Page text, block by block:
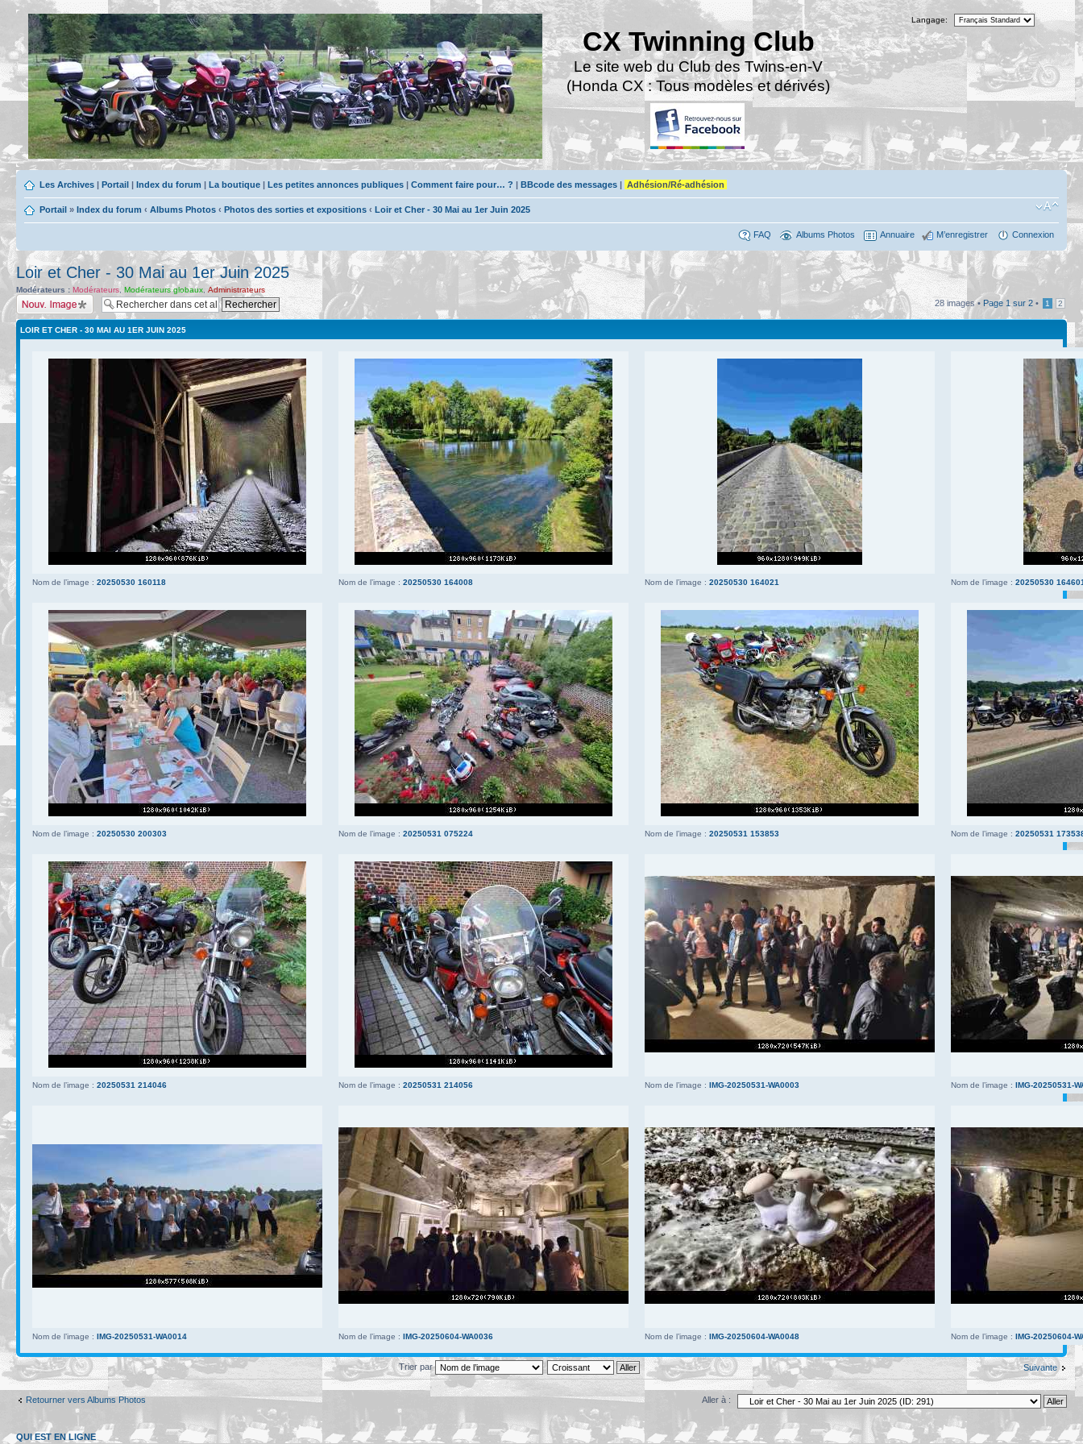
CX Twinning Club
Le site web du Club des Twins-en-V
(Honda CX : Tous modèles et dérivés)
Langage:
Les Archives | Portail | Index du forum | La boutique | Les petites annonces publiques | Comment faire pour… ? | BBcode des messages | Adhésion/Ré-adhésion
Portail » Index du forum ‹ Albums Photos ‹ Photos des sorties et expositions ‹ Loir et Cher - 30 Mai au 1er Juin 2025
FAQ Albums Photos Annuaire M’enregistrer Connexion
Loir et Cher - 30 Mai au 1er Juin 2025
Modérateurs : Modérateurs Modérateurs globaux Administrateurs
Charger une image 28 images • Page 1 sur 2 • 1 2
LOIR ET CHER - 30 MAI AU 1ER JUIN 2025
Nom de l’image : 20250530 160118 Nom de l’image : 20250530 164008 Nom de l’image : 20250530 164021 Nom de l’image : 20250530
Nom de l’image : 20250530 200303 Nom de l’image : 20250531 075224 Nom de l’image : 20250531 153853 Nom de l’image : 20250531
Nom de l’image : 20250531 214046 Nom de l’image : 20250531 214056 Nom de l’image : IMG-20250531-WA0003 Nom de l’image : IMG-20250531-
Nom de l’image : IMG-20250531-WA0014 Nom de l’image : IMG-20250604-WA0036 Nom de l’image : IMG-20250604-WA0048 Nom de l’image : IMG-20250604-
Suivante
Trier par
Retourner vers Albums Photos Aller à :
QUI EST EN LIGNE